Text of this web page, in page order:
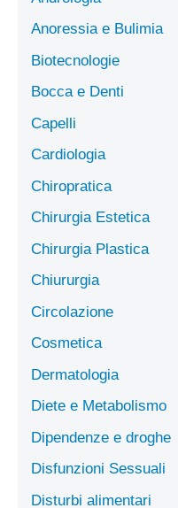
Anoressia e Bulimia
Biotecnologie
Bocca e Denti
Capelli
Cardiologia
Chiropratica
Chirurgia Estetica
Chirurgia Plastica
Chiururgia
Circolazione
Cosmetica
Dermatologia
Diete e Metabolismo
Dipendenze e droghe
Disfunzioni Sessuali
Disturbi alimentari